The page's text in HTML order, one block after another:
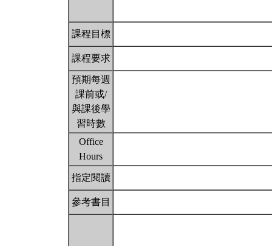
課程目標
課程要求
預期每週
課前或/
與課後學
習時數
Office
Hours
指定閱讀
參考書目